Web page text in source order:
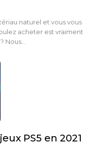
naturel et vous vous
acheter est vraiment
Nous…
PS5 en 2021